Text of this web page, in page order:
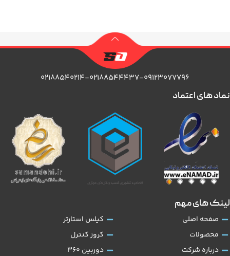
۰۲۱۸۸۵۴۰۲۱۴-۰۲۱۸۸۵۴۴۴۳۷-۰۹۱۲۳۰۷۷۷۹۶
لینک های مهم
صفحه اصلی
محصولات
درباره شرکت
کیلس استارتر
کروز کنترل
دوربین 360
نماد های اعتماد